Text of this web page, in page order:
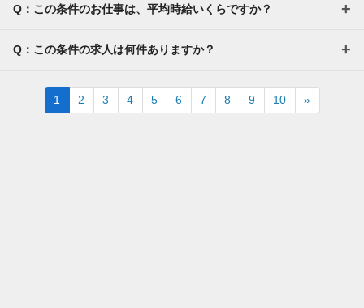
Q：この条件のお仕事は、平均時給いくらですか？
Q：この条件の求人は何件ありますか？
1 2 3 4 5 6 7 8 9 10 »Next